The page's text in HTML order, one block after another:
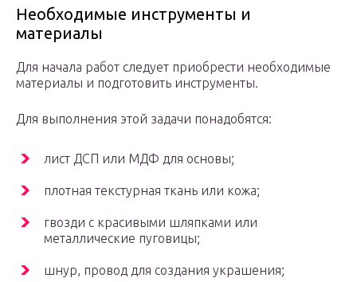
Необходимые инструменты и
материалы
Для начала работ следует приобрести необходимые
материалы и подготовить инструменты.
Для выполнения этой задачи понадобятся:
лист ДСП или МДФ для основы;
плотная текстурная ткань или кожа;
гвозди с красивыми шляпками или
металлические пуговицы;
шнур, провод для создания украшения;